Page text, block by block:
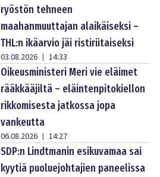
ryöstön tehneen
maahanmuuttajan alaikäiseksi –
THL:n ikäarvio jäi ristiriitaiseksi
03.08.2026 | 14:33
Oikeusministeri Meri vie eläimet
rääkkääjiltä – eläintenpitokiellon
rikkomisesta jatkossa jopa
vankeutta
06.08.2026 | 14:27
SDP:n Lindtmanin esikuvamaa sai
kyytiä puoluejohtajien paneelissa